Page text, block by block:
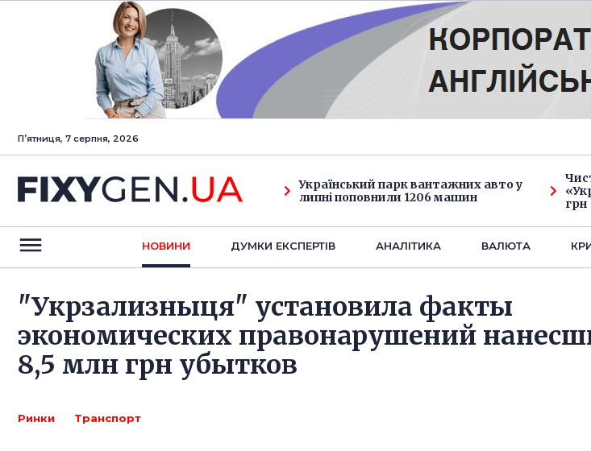
Пʼятниця, 7 серпня, 2026
Український парк вантажних авто у
липні поповнили 1206 машин
грн
НОВИНИ ДУМКИ ЕКСПЕРТIВ АНАЛIТИКА ВАЛЮТА
"Укрзализныця" установила факты
экономических правонарушений
8,5 млн грн убытков
Ринки Транспорт